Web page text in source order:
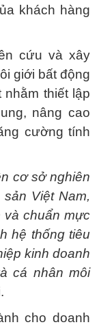
khách hàng
cứu và xây
giới bất động
nhằm thiết lập
nâng cao
cường tính
cơ sở nghiên
Việt Nam,
và chuẩn mực
hệ thống tiêu
kinh doanh
cá nhân môi
cho doanh